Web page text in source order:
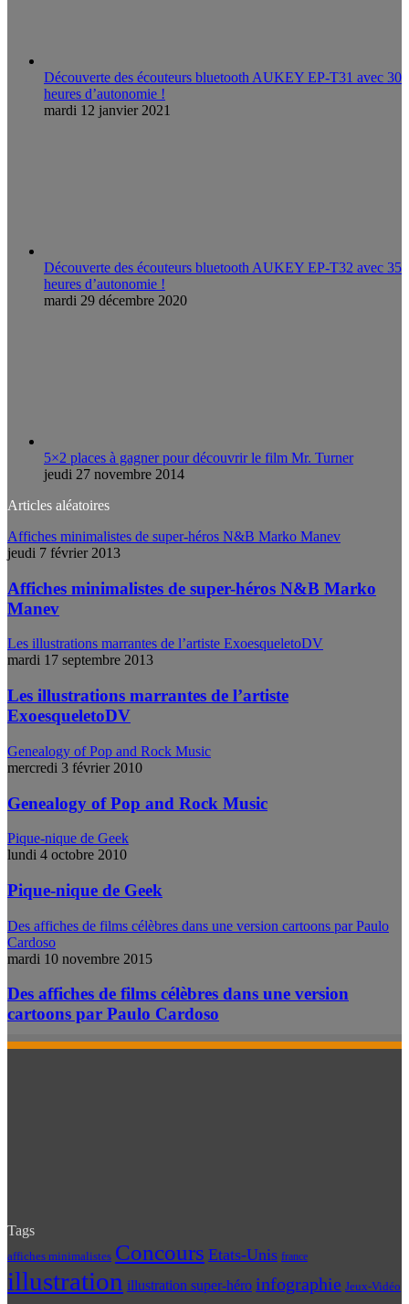
Découverte des écouteurs bluetooth AUKEY EP-T31 avec 30
heures d’autonomie !
mardi 12 janvier 2021
Découverte des écouteurs bluetooth AUKEY EP-T32 avec 35
heures d’autonomie !
mardi 29 décembre 2020
5×2 places à gagner pour découvrir le film Mr. Turner
jeudi 27 novembre 2014
Articles aléatoires
Affiches minimalistes de super-héros N&B Marko Manev
jeudi 7 février 2013
Affiches minimalistes de super-héros N&B Marko
Manev
Les illustrations marrantes de l’artiste ExoesqueletoDV
mardi 17 septembre 2013
Les illustrations marrantes de l’artiste
ExoesqueletoDV
Genealogy of Pop and Rock Music
mercredi 3 février 2010
Genealogy of Pop and Rock Music
Pique-nique de Geek
lundi 4 octobre 2010
Pique-nique de Geek
Des affiches de films célèbres dans une version cartoons par Paulo
Cardoso
mardi 10 novembre 2015
Des affiches de films célèbres dans une version
cartoons par Paulo Cardoso
Tags
affiches minimalistes Concours Etats-Unis france
illustration illustration super-héro infographie Jeux-Vidéo